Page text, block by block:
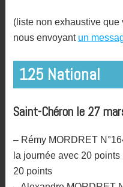
(liste non exhaustive
nous envoyant un
125 National
Saint-Chéron le 27
– Rémy MORDRET
la journée avec 20
20 points